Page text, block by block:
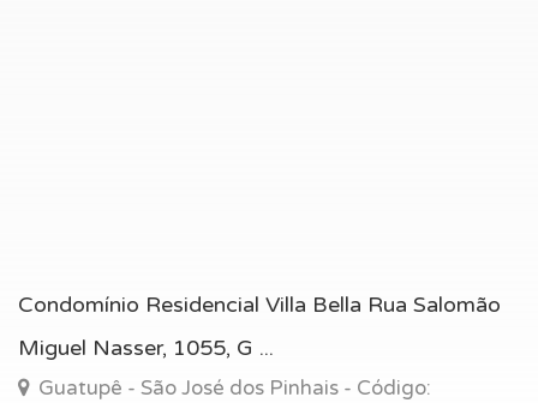
Condomínio Residencial Villa Bella Rua Salomão
Miguel Nasser, 1055, G ...
Guatupê - São José dos Pinhais - Código: